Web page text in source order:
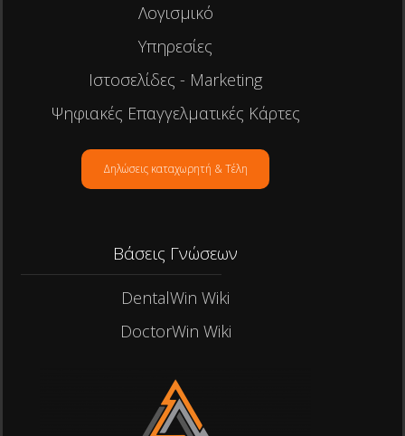
Λογισμικό
Υπηρεσίες
Ιστοσελίδες - Marketing
Ψηφιακές Επαγγελματικές Κάρτες
Δηλώσεις καταχωρητή & Τέλη
Βάσεις Γνώσεων
DentalWin Wiki
DoctorWin Wiki